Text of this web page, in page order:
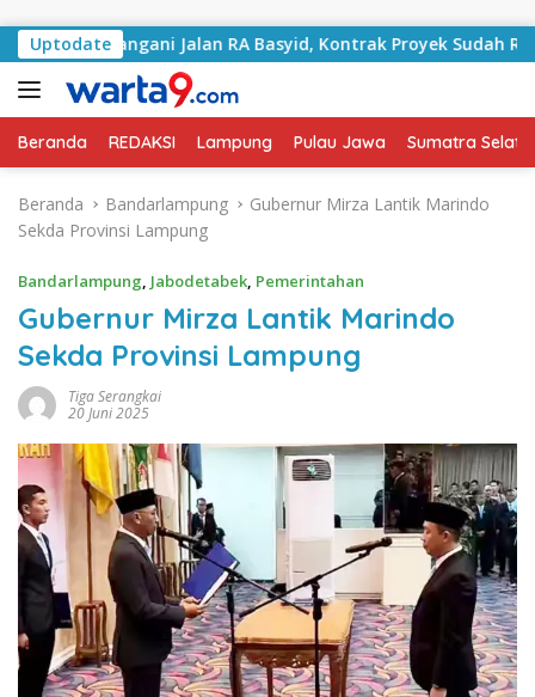
Uptodate
Tangani Jalan RA Basyid, Kontrak Proyek Sudah Rampung
Beranda REDAKSI Lampung Pulau Jawa Sumatra
Beranda Bandarlampung
Gubernur Mirza Lantik Marindo
Sekda Provinsi Lampung
Bandarlampung, Jabodetabek, Pemerintahan
Gubernur Mirza Lantik Marindo
Sekda Provinsi Lampung
Tiga Serangkai
20 Juni 2025